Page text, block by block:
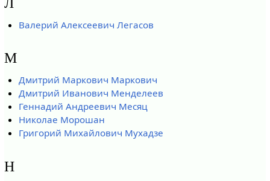
Валерий Алексеевич Легасов
М
Дмитрий Маркович Маркович
Дмитрий Иванович Менделеев
Геннадий Андреевич Месяц
Николае Морошан
Григорий Михайлович Мухадзе
Н